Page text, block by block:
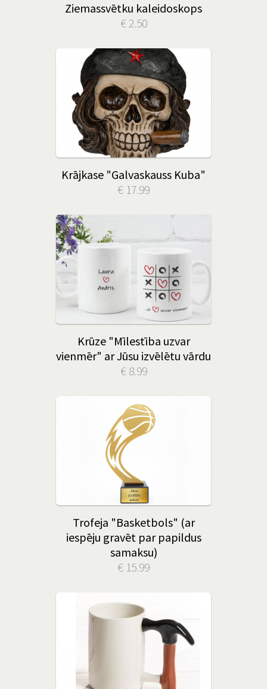
Ziemassvētku kaleidoskops
€ 2.50
Krājkase "Galvaskauss Kuba"
€ 17.99
Krūze "Mīlestība uzvar
vienmēr" ar Jūsu izvēlētu vārdu
€ 8.99
Trofeja "Basketbols" (ar
iespēju gravēt par papildus
samaksu)
€ 15.99